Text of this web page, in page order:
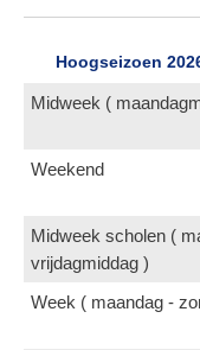
Hoogseizoen
Midweek (
Weekend
Midweek scholen (
vrijdagmiddag )
Week ( maandag -